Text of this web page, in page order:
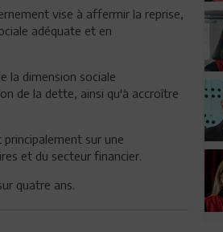
vise à affermir la reprise,
adéquate et en
la dimension sociale
de la dette, ainsi qu'à accroître
sur une
et du secteur financier.
quatre ans.